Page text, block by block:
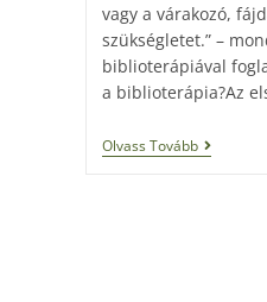
vagy a várakozó,
szükségletet.” –
biblioterápiával
a biblioterápia?Az
Olvass Tovább